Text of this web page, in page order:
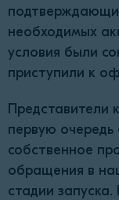
необходимых
условия были
приступили к
Представители
первую очередь
собственное
обращения в
стадии